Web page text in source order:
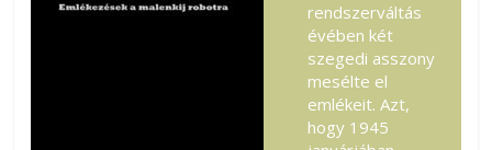
rendszerváltás
évében két
szegedi asszony
mesélte el
emlékeit. Azt,
hogy 1945